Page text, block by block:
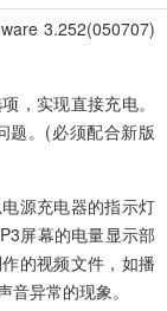
3.252(050707)
实现直接充电。
题。(必须配合新版
源充电器的指示灯
屏幕的电量显示部
的视频文件，如播
异常的现象。